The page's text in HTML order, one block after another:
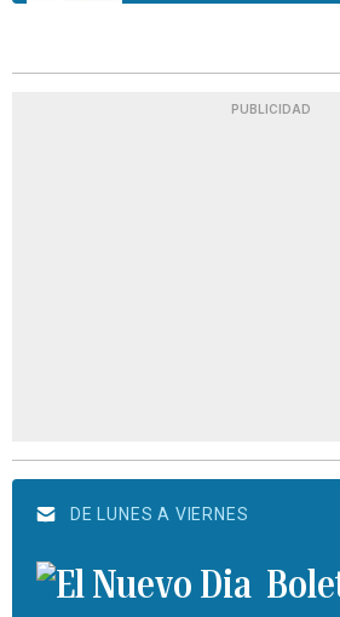
PUBLICIDAD
DE LUNES A VIERNES